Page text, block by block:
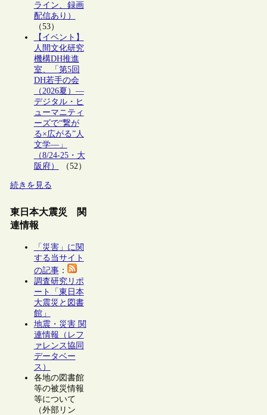
ライン、録画
配信あり）
（53）
【イベント】
人間文化研究
機構DH推進
室、「第5回
DH若手の会
（2026夏）―
デジタル・ヒ
ューマニティ
ーズで“繋が
る×広がる”人
文学―」
（8/24-25・大
阪府）
（52）
続きを見る
東日本大震災 関
連情報
「災害」に関
する当サイト
の記事：
調査研究リポ
ート「東日本
大震災と図書
館」
地震・災害 関
連情報（レフ
ァレンス協同
データベー
ス）
各地の図書館
等の被災情報
等について
（外部リン